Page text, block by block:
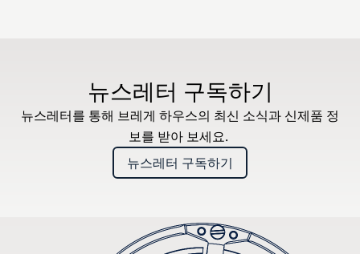
뉴스레터 구독하기
뉴스레터를 통해 브레게 하우스의 최신 소식과 신제품 정
보를 받아 보세요.
뉴스레터 구독하기